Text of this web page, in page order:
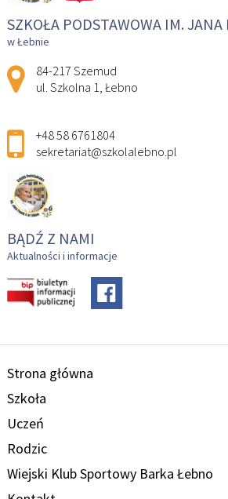
SZKOŁA PODSTAWOWA IM. JANA
w Łebnie
Adres pocztowy:
84-217 Szemud
ul. Szkolna 1, Łebno
+48 58 6761804
sekretariat@szkolalebno.pl
BĄDŹ Z NAMI
Aktualności i informacje
Strona główna
Szkoła
Uczeń
Rodzic
Wiejski Klub Sportowy Barka Łebno